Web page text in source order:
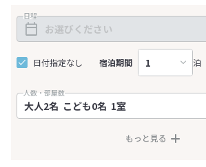
日程
日付指定なし 宿泊期間 泊
人数・部屋数
もっと見る